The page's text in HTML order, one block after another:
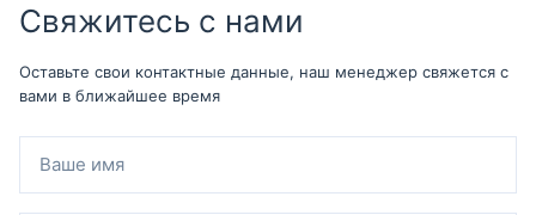
Свяжитесь с нами
Оставьте свои контактные данные, наш менеджер свяжется с
вами в ближайшее время